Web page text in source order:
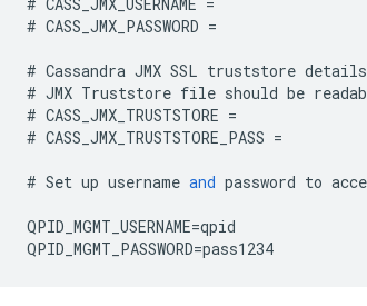
# CASS_JMX_PASSWORD =
# Cassandra JMX SSL truststore details
# JMX Truststore file should be
# CASS_JMX_TRUSTSTORE =
# CASS_JMX_TRUSTSTORE_PASS =
# Set up username and password to
QPID_MGMT_USERNAME=qpid
QPID_MGMT_PASSWORD=pass1234